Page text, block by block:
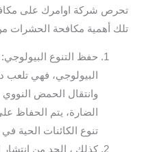
تحرص شركة اوامرك على
تلك أهمية مكافحة الحشرات من
حفظ التنوع
البيولوجي، فهي تلعب
وانتقال الحمض
الضارة، يتم الحفاظ
تنوع الكائنات الحية في
كذلك ، الحد من